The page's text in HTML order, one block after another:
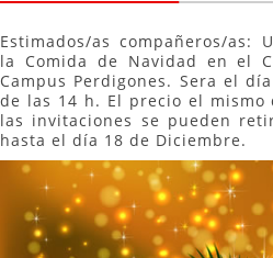
Estimados/as compañeros/as:
la Comida de Navidad en el
Campus Perdigones. Sera el
de las 14 h. El precio el mismo
las invitaciones se pueden
hasta el día 18 de Diciembre.